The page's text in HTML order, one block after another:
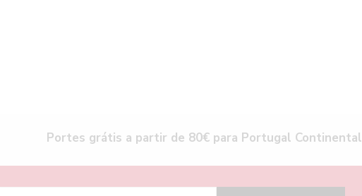
Portes grátis a partir de 80€ para Portugal Continental